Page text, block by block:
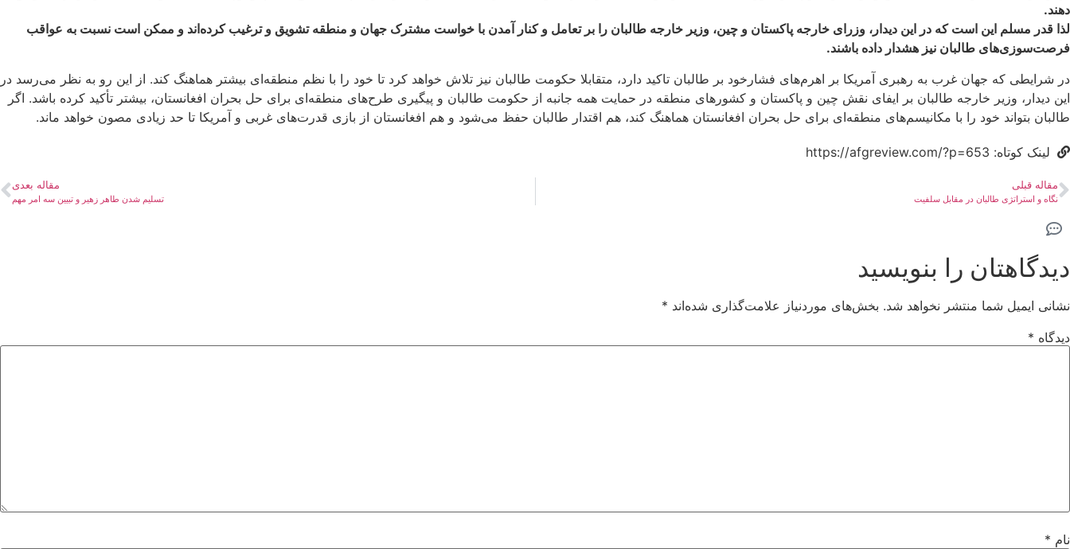
دهند.
لذا قدر مسلم این است که در این دیدار، وزرای خارجه پاکستان و چین، وزیر خارجه طالبان را بر تعامل و کنار آمدن با خواست مشترک جهان و منطقه تشویق و ترغیب کرده‌اند و ممکن است نسبت به عواقب
فرصت‌سوزی‌های طالبان نیز هشدار داده باشند.
در شرایطی که جهان غرب به رهبری آمریکا بر اهرم‌های فشارخود بر طالبان تاکید دارد، متقابلا حکومت طالبان نیز تلاش خواهد کرد تا خود را با نظم منطقه‌ای بیشتر هماهنگ کند. از این رو به نظر می‌رسد در
این دیدار، وزیر خارجه طالبان بر ایفای نقش چین و پاکستان و کشورهای منطقه در حمایت همه جانبه از حکومت طالبان و پیگیری طرح‌های منطقه‌ای برای حل بحران افغانستان، بیشتر تأکید کرده باشد. اگر
طالبان بتواند خود را با مکانیسم‌های منطقه‌ای برای حل بحران افغانستان هماهنگ کند، هم اقتدار طالبان حفظ می‌شود و هم افغانستان از بازی‌ قدرت‌های غربی و آمریکا تا حد زیادی مصون خواهد ماند.
لینک کوتاه: https://afgreview.com/?p=653
مقاله قبلی
نگاه و استراتژی طالبان در مقابل سلفیت
مقاله بعدی
تسلیم شدن طاهر زهیر و تبیین سه امر مهم
دیدگاهتان را بنویسید
نشانی ایمیل شما منتشر نخواهد شد. بخش‌های موردنیاز علامت‌گذاری شده‌اند *
دیدگاه *
نام *